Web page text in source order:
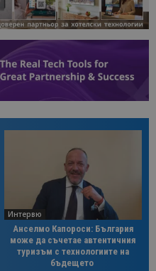
Интервю
Анселмо Капороси: България
може да съчетае автентичния
туризъм с технологиите на
бъдещето